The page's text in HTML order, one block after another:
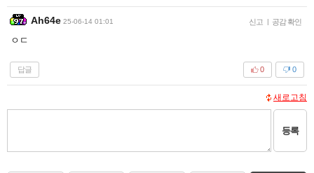
Ah64e 25-06-14 01:01 신고 | 공감 확인
ㅇㄷ
답글 0
0
새로고침
등록